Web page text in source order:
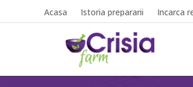
Acasa Istoria prepararii Incarca